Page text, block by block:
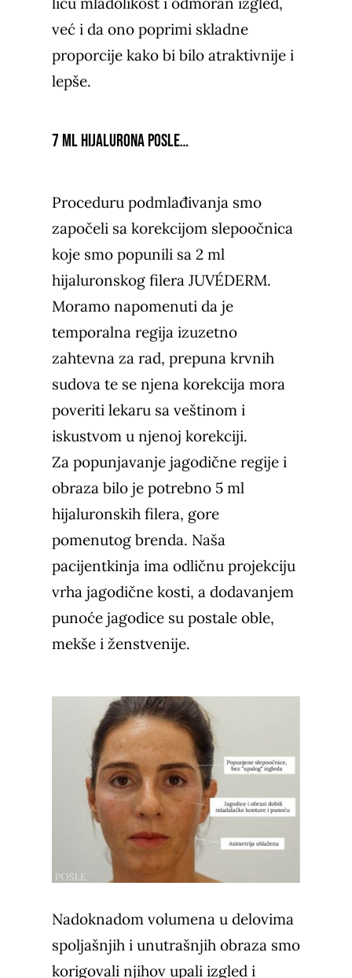
već i da ono poprimi skladne
proporcije kako bi bilo atraktivnije i
lepše.
7 ml hijalurona posle…
Proceduru podmlađivanja smo
započeli sa korekcijom slepoočnica
koje smo popunili sa 2 ml
hijaluronskog filera JUVÉDERM.
Moramo napomenuti da je
temporalna regija izuzetno
zahtevna za rad, prepuna krvnih
sudova te se njena korekcija mora
poveriti lekaru sa veštinom i
iskustvom u njenoj korekciji.
Za popunjavanje jagodične regije i
obraza bilo je potrebno 5 ml
hijaluronskih filera, gore
pomenutog brenda. Naša
pacijentkinja ima odličnu projekciju
vrha jagodične kosti, a dodavanjem
punoće jagodice su postale oble,
mekše i ženstvenije.
Nadoknadom volumena u delovima
spoljašnjih i unutrašnjih obraza smo
korigovali njihov upali izgled i